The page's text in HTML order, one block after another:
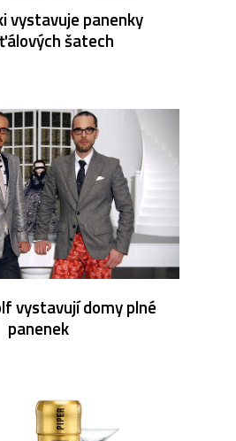
vystavuje panenky
šatech
vystavují domy plné
panenek